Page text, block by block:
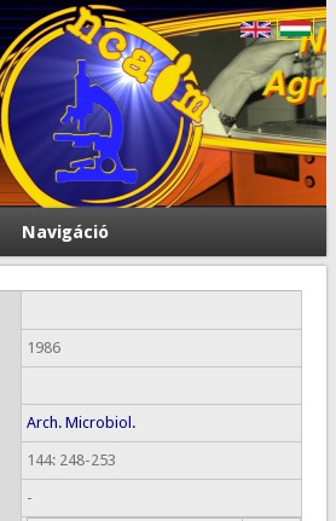
Navigáció
1986
Arch. Microbiol.
144: 248-253
-